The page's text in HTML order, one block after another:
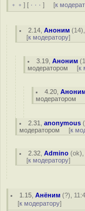
﹢﹢ ] [ · · · ] [к
2.14 ,Аноним (14
[к модератору]
3.19 ,Аноним (
модератором [к
4.20 ,
модератором
2.31 ,anonymous (
модератором [к
2.32 ,Admino (ok),
[к модератору]
1.15 ,Анёним (?),
[к модератору]